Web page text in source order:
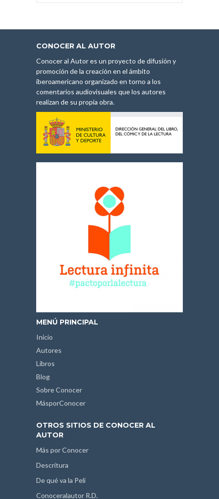
CONOCER AL AUTOR
Conocer al Autor es un proyecto de difusión y
promoción de la creación en el ámbito
iberoamericano organizado en torno a los
comentarios audiovisuales que los autores
realizan de su propia obra.
MENÚ PRINCIPAL
Inicio
Autores
Libros
Blog
Sobre Conocer
MásporConocer
OTROS SITIOS DE CONOCER AL
AUTOR
Más por Conocer
Descritura
De qué va la Peli
Conoceralautor R.D.